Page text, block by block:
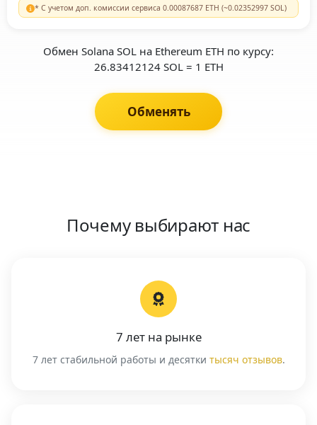
* С учетом доп. комиссии сервиса 0.00087687 ETH (~0.02352997 SOL)
Обмен Solana SOL на Ethereum ETH по курсу:
26.83412124 SOL = 1 ETH
Обменять
Почему выбирают нас
7 лет на рынке
7 лет стабильной работы и десятки тысяч отзывов.